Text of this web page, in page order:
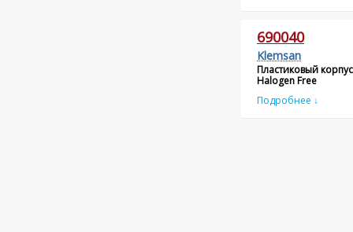
690040
Klemsan
Пластиковый
Halogen Free
Подробнее ↓